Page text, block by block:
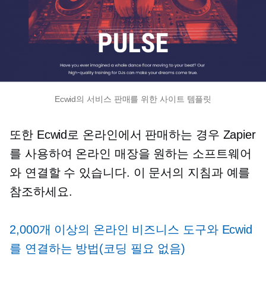
Ecwid의 서비스 판매를 위한 사이트 템플릿
또한 Ecwid로 온라인에서 판매하는 경우 Zapier
를 사용하여 온라인 매장을 원하는 소프트웨어
와 연결할 수 있습니다. 이 문서의 지침과 예를
참조하세요.
2,000개 이상의 온라인 비즈니스 도구와 Ecwid
를 연결하는 방법(코딩 필요 없음)